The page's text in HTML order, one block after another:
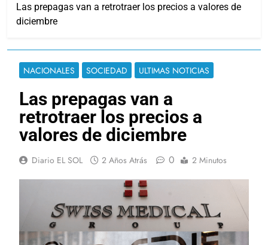
Las prepagas van a retrotraer los precios a valores de
diciembre
NACIONALES SOCIEDAD ULTIMAS NOTICIAS
Las prepagas van a
retrotraer los precios a
valores de diciembre
Diario EL SOL 2 Años Atrás 0 2 Minutos